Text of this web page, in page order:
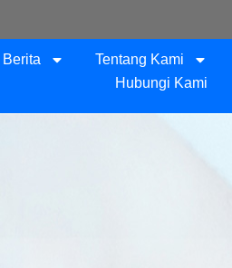
Berita
Tentang Kami
Hubungi Kami